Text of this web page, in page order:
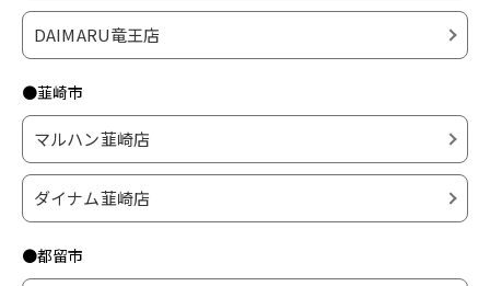
DAIMARU竜王店
●韮崎市
マルハン韮崎店
ダイナム韮崎店
●都留市